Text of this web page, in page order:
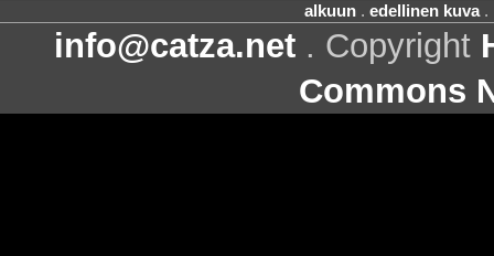
alkuun. edellinen kuva.
info@catza.net . Copyright
Commons